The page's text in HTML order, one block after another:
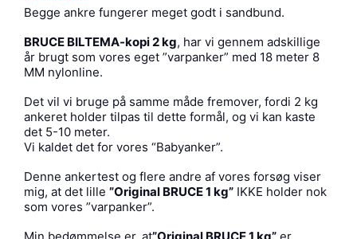
Begge ankre fungerer meget godt i sandbund.
BRUCE BILTEMA-kopi 2 kg, har vi gennem adskillige
år brugt som vores eget ”varpanker” med 18 meter 8
MM nylonline.
Det vil vi bruge på samme måde fremover, fordi 2 kg
ankeret holder tilpas til dette formål, og vi kan kaste
det 5-10 meter.
Vi kaldet det for vores “Babyanker”.
Denne ankertest og flere andre af vores forsøg viser
mig, at det lille ”Original BRUCE 1 kg” IKKE holder nok
som vores ”varpanker”.
Min bedømmelse er, at”Original BRUCE 1 kg” er